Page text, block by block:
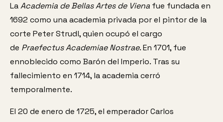
La Academia de Bellas Artes de Viena fue fundada en
1692 como una academia privada por el pintor de la
corte Peter Strudl, quien ocupó el cargo
de Praefectus Academiae Nostrae. En 1701, fue
ennoblecido como Barón del Imperio. Tras su
fallecimiento en 1714, la academia cerró
temporalmente.
El 20 de enero de 1725, el emperador Carlos